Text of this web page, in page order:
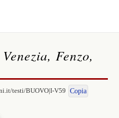
Fenzo,
testi/BUOVO|I-V59 Copia